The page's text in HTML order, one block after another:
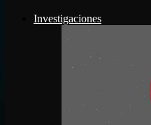
Investigaciones